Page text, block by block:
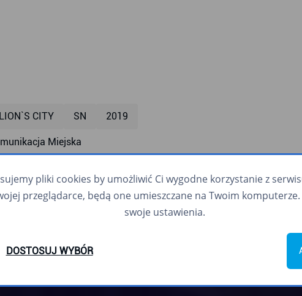
LION`S CITY SN 2019
Miejska
rampa dla wózków klimatyzacja zapowiadanie głosowe
pliki cookies by umożliwić Ci wygodne korzystanie z
przeglądarce, będą one umieszczane na Twoim
swoje ustawienia.
DOSTOSUJ WYBÓR